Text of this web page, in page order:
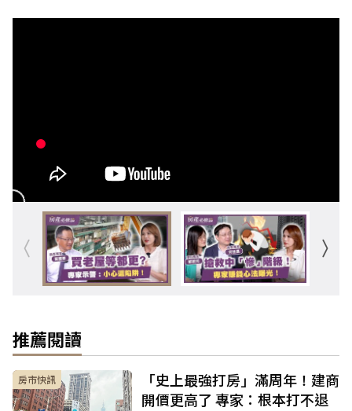
推薦閱讀
房市快訊
「史上最強打房」滿周年！建商
開價更高了 專家：根本打不退